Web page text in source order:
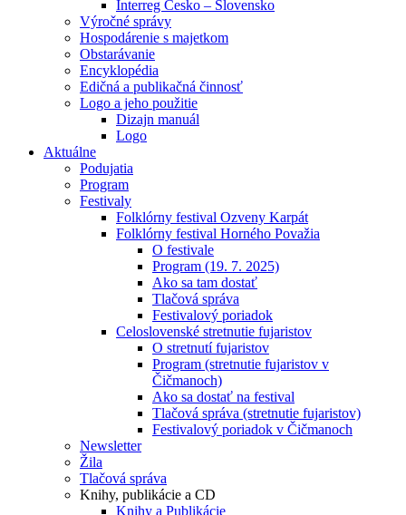
Interreg Česko – Slovensko
Výročné správy
Hospodárenie s majetkom
Obstarávanie
Encyklopédia
Edičná a publikačná činnosť
Logo a jeho použitie
Dizajn manuál
Logo
Aktuálne
Podujatia
Program
Festivaly
Folklórny festival Ozveny Karpát
Folklórny festival Horného Považia
O festivale
Program (19. 7. 2025)
Ako sa tam dostať
Tlačová správa
Festivalový poriadok
Celoslovenské stretnutie fujaristov
O stretnutí fujaristov
Program (stretnutie fujaristov v
Čičmanoch)
Ako sa dostať na festival
Tlačová správa (stretnutie fujaristov)
Festivalový poriadok v Čičmanoch
Newsletter
Žila
Tlačová správa
Knihy, publikácie a CD
Knihy a Publikácie